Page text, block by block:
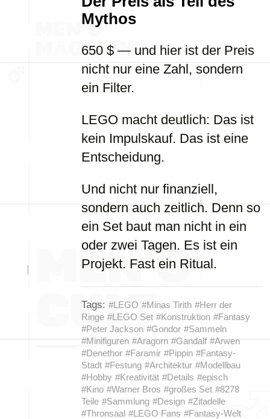
Mythos
650 $ — und hier ist der Preis
nicht nur eine Zahl, sondern
ein Filter.
LEGO macht deutlich: Das ist
kein Impulskauf. Das ist eine
Entscheidung.
Und nicht nur finanziell,
sondern auch zeitlich. Denn so
ein Set baut man nicht in ein
oder zwei Tagen. Es ist ein
Projekt. Fast ein Ritual.
Tags: #LEGO #Minas Tirith #Herr der
Ringe #LEGO Set #Konstruktion #Fantasy
#Peter Jackson #Gondor #Sammeln
#Minifiguren #Aragorn #Gandalf #Arwen
#Denethor #Faramir #Pippin #Fantasy-
Stadt #Festung #Architektur #Modellbau
#Hobby #Kreativität #Details #episch
#Kino #Warner Bros #großes Set #8278
Teile #Sammlung #Design #Zitadelle
#Thronsaal #LEGO Fans #Fantasy-Welt